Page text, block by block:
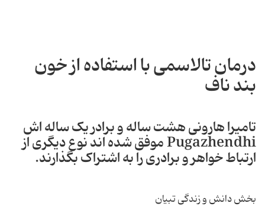
درمان تالاسمی با استفاده از خون
بند ناف
تامیرا هارونی هشت ساله و برادر یک ساله اش
Pugazhendhi موفق شده اند نوع دیگری از
ارتباط خواهر و برادری را به اشتراک بگذارند.
بخش دانش و زندگی تبیان